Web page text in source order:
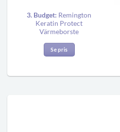
3. Budget: Remington
Keratin Protect
Värmeborste
Se pris